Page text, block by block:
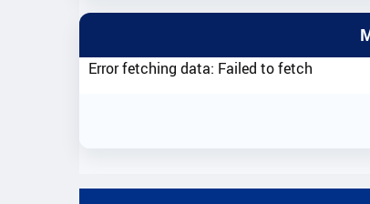
Error fetching data: Failed to fetch